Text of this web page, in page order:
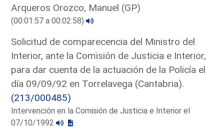
Arqueros Orozco, Manuel (GP)
(00:01:57 a 00:02:58)
Solicitud de comparecencia del Ministro del
Interior, ante la Comisión de Justicia e Interior,
para dar cuenta de la actuación de la Policía el
día 09/09/92 en Torrelavega (Cantabria).
(213/000485)
Intervención en la Comisión de Justicia e Interior el
07/10/1992